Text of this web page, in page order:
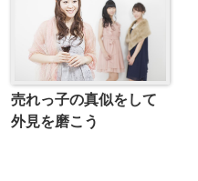
売れっ子の真似をして
外見を磨こう